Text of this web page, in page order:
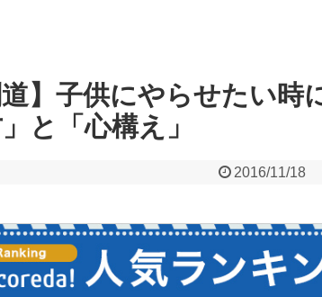
道】子供にやらせたい時
と「心構え」
2016/11/18